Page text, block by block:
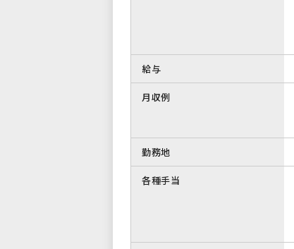
給与
月収例
勤務地
各種手当